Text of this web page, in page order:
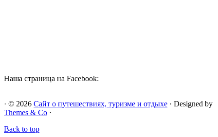
Наша страница на Facebook:
· © 2026 Сайт о путешествиях, туризме и отдыхе · Designed by
Themes & Co ·
Back to top